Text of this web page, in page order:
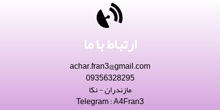
ارتباط با ما
achar.fran3@gmail.com
09356328295
مازندران - نکا
Telegram : A4Fran3